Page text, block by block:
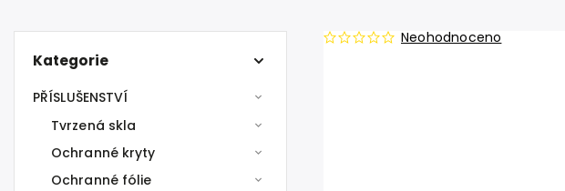
Kategorie
PŘÍSLUŠENSTVÍ
Tvrzená skla
Ochranné kryty
Ochranné fólie
Neohodnoceno